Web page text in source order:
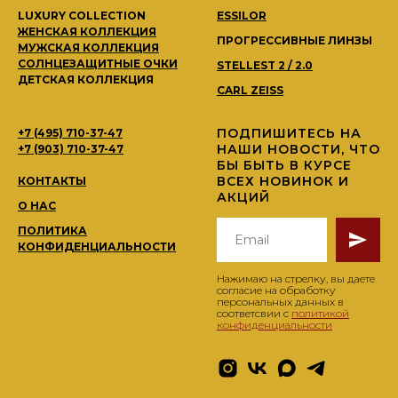
LUXURY COLLECTION
ЖЕНСКАЯ КОЛЛЕКЦИЯ
МУЖСКАЯ КОЛЛЕКЦИЯ
СОЛНЦЕЗАЩИТНЫЕ ОЧКИ
ДЕТСКАЯ КОЛЛЕКЦИЯ
ESSILOR
ПРОГРЕССИВНЫЕ ЛИНЗЫ
STELLEST 2 / 2.0
CARL ZEISS
+7 (495) 710-37-47
+7 (903) 710-37-47
КОНТАКТЫ
О НАС
ПОЛИТИКА
КОНФИДЕНЦИАЛЬНОСТИ
ПОДПИШИТЕСЬ НА
НАШИ НОВОСТИ, ЧТО
БЫ БЫТЬ В КУРСЕ
ВСЕХ НОВИНОК И
АКЦИЙ
Нажимаю на стрелку, вы даете
согласие на обработку
персональных данных в
соответсвии с политикой
конфиденциальности